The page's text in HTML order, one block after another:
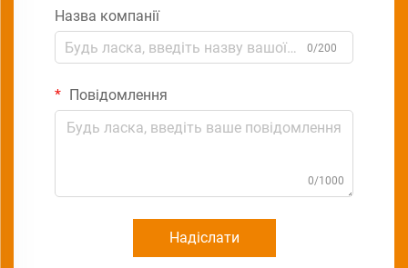
Назва компанії
0/200
Повідомлення
0/1000
Надіслати